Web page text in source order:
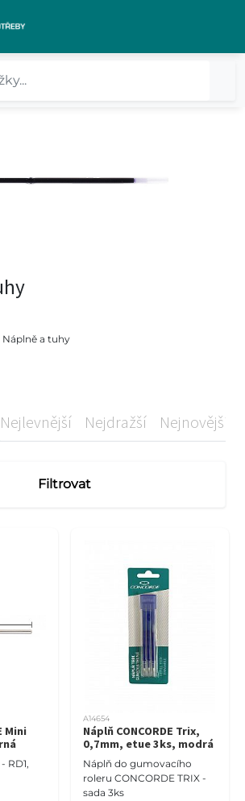
Náplně a tuhy
Nejlevnější Nejdražší Nejnovější
Filtrovat
Mini
RD1,
A14654
Náplň CONCORDE Trix,
0,7mm, etue 3ks, modrá
Náplň do gumovacího
roleru CONCORDE TRIX -
sada 3ks